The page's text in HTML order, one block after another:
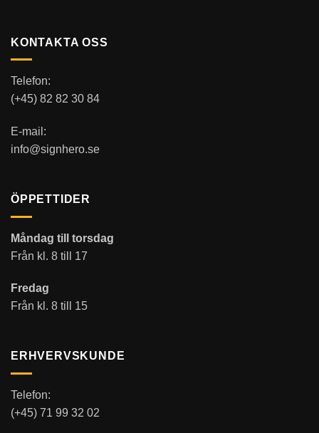
KONTAKTA OSS
Telefon:
(+45) 82 82 30 84
E-mail:
info@signhero.se
ÖPPETTIDER
Måndag till torsdag
Från kl. 8 till 17
Fredag
Från kl. 8 till 15
ERHVERVSKUNDE
Telefon:
(+45) 71 99 32 02